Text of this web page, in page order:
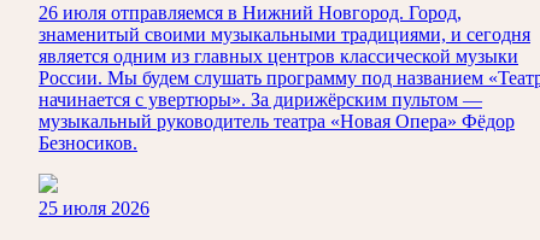
26 июля отправляемся в Нижний Новгород. Город,
знаменитый своими музыкальными традициями, и сегодня
является одним из главных центров классической музыки
России. Мы будем слушать программу под названием
начинается с увертюры». За дирижёрским пультом —
музыкальный руководитель театра «Новая Опера» Фёдор
Безносиков.
25 июля 2026